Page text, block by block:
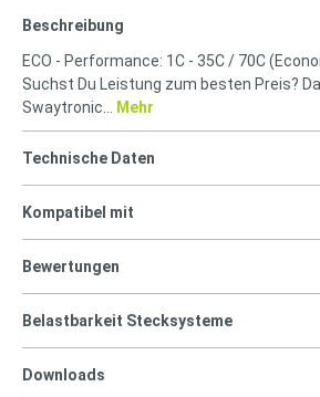
Beschreibung
ECO - Performance: 1C - 35C / 70C
Suchst Du Leistung zum besten Preis?
Swaytronic…
Mehr
Technische Daten
Kompatibel mit
Bewertungen
Belastbarkeit Stecksysteme
Downloads